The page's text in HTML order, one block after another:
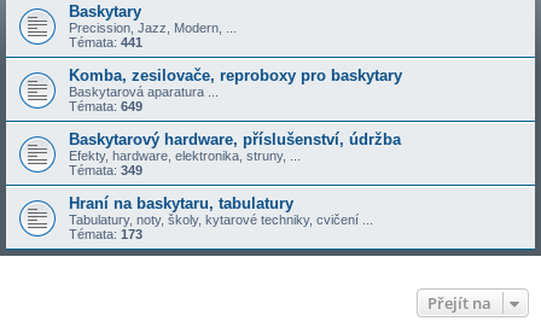
Baskytary
Precission, Jazz, Modern, ...
Témata: 441
Komba, zesilovače, reproboxy pro baskytary
Baskytarová aparatura ...
Témata: 649
Baskytarový hardware, příslušenství, údržba
Efekty, hardware, elektronika, struny, ...
Témata: 349
Hraní na baskytaru, tabulatury
Tabulatury, noty, školy, kytarové techniky, cvičení ...
Témata: 173
Přejít na